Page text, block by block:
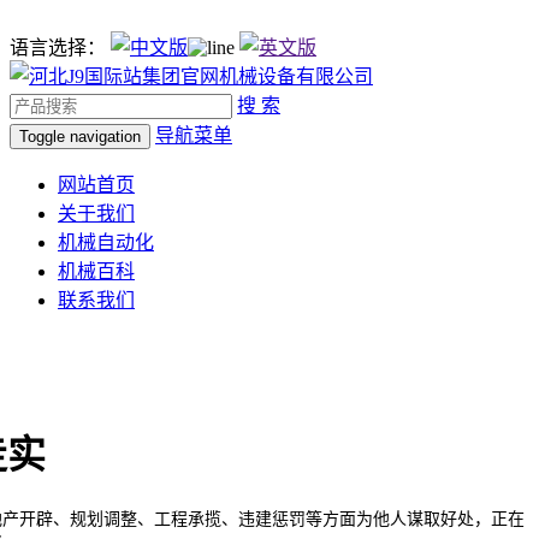
语言选择：
搜 索
Toggle navigation 导航菜单
网站首页
关于我们
机械自动化
机械百科
联系我们
辟、规划调整、工程承揽、违建惩罚等方面为他人谋取好处，正在